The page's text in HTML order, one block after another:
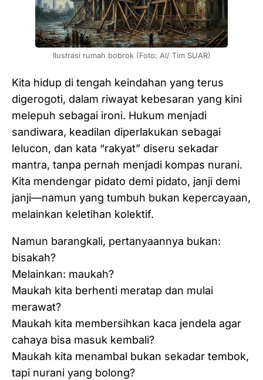
Ilustrasi rumah bobrok (Foto: AI/ Tim SUAR)
Kita hidup di tengah keindahan yang terus
digerogoti, dalam riwayat kebesaran yang kini
melepuh sebagai ironi. Hukum menjadi
sandiwara, keadilan diperlakukan sebagai
lelucon, dan kata “rakyat” diseru sekadar
mantra, tanpa pernah menjadi kompas nurani.
Kita mendengar pidato demi pidato, janji demi
janji—namun yang tumbuh bukan kepercayaan,
melainkan keletihan kolektif.
Namun barangkali, pertanyaannya bukan:
bisakah?
Melainkan: maukah?
Maukah kita berhenti meratap dan mulai
merawat?
Maukah kita membersihkan kaca jendela agar
cahaya bisa masuk kembali?
Maukah kita menambal bukan sekadar tembok,
tapi nurani yang bolong?